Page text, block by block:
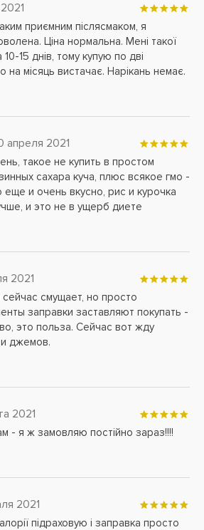
приємним післясмаком, я
Ціна нормальна. Мені такої
15 днів, тому купую по дві
на місяць вистачає. Нарікань немає.
апреля 2021
такое не купить в простом
сахара куча, плюс всякое гмо -
и очень вкусно, рис и курочка
и это не в ущерб диете
2021
смущает, но просто
заправки заставляют покупать -
это польза. Сейчас вот жду
джемов.
2021
- я ж замовляю постійно зараз!!!!
2021
підраховую і заправка просто